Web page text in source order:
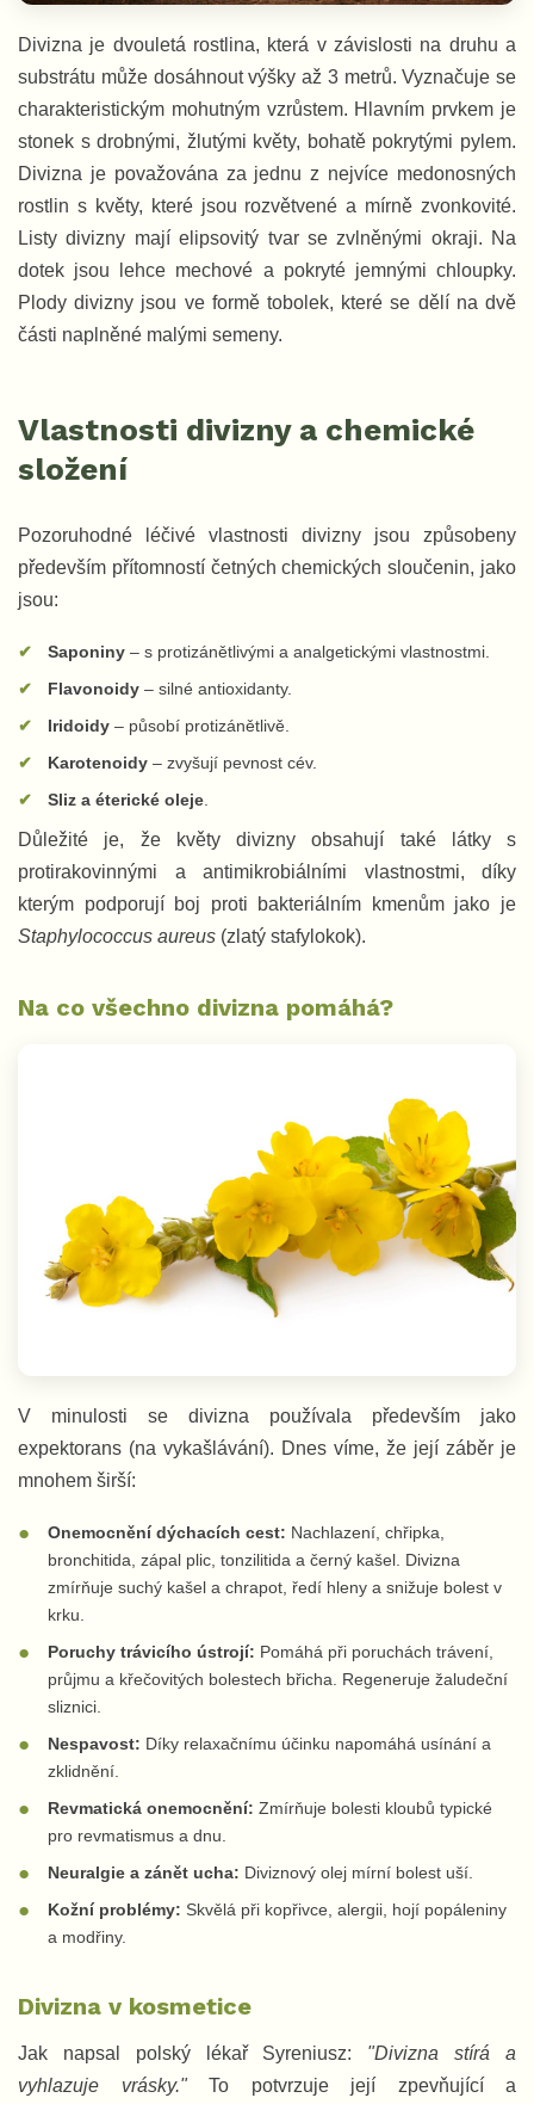
Divizna je dvouletá rostlina, která v závislosti na druhu a
substrátu může dosáhnout výšky až 3 metrů. Vyznačuje se
charakteristickým mohutným vzrůstem. Hlavním prvkem je
stonek s drobnými, žlutými květy, bohatě pokrytými pylem.
Divizna je považována za jednu z nejvíce medonosných
rostlin s květy, které jsou rozvětvené a mírně zvonkovité.
Listy divizny mají elipsovitý tvar se zvlněnými okraji. Na
dotek jsou lehce mechové a pokryté jemnými chloupky.
Plody divizny jsou ve formě tobolek, které se dělí na dvě
části naplněné malými semeny.
Vlastnosti divizny a chemické
složení
Pozoruhodné léčivé vlastnosti divizny jsou způsobeny
především přítomností četných chemických sloučenin, jako
jsou:
Saponiny – s protizánětlivými a analgetickými vlastnostmi.
Flavonoidy – silné antioxidanty.
Iridoidy – působí protizánětlivě.
Karotenoidy – zvyšují pevnost cév.
Sliz a éterické oleje
Důležité je, že květy divizny obsahují také látky s
protirakovinnými a antimikrobiálními vlastnostmi, díky
kterým podporují boj proti bakteriálním kmenům jako je
Staphylococcus aureus (zlatý stafylokok).
Na co všechno divizna pomáhá?
V minulosti se divizna používala především jako
expektorans (na vykašlávání). Dnes víme, že její záběr je
mnohem širší:
Onemocnění dýchacích cest: Nachlazení, chřipka,
bronchitida, zápal plic, tonzilitida a černý kašel. Divizna
zmírňuje suchý kašel a chrapot, ředí hleny a snižuje bolest v
krku.
Poruchy trávicího ústrojí: Pomáhá při poruchách trávení,
průjmu a křečovitých bolestech břicha. Regeneruje žaludeční
sliznici.
Nespavost: Díky relaxačnímu účinku napomáhá usínání a
zklidnění.
Revmatická onemocnění: Zmírňuje bolesti kloubů typické
pro revmatismus a dnu.
Neuralgie a zánět ucha: Diviznový olej mírní bolest uší.
Kožní problémy: Skvělá při kopřivce, alergii, hojí popáleniny
a modřiny.
Divizna v kosmetice
Jak napsal polský lékař Syreniusz: "Divizna stírá a
vyhlazuje vrásky."To potvrzuje její zpevňující a